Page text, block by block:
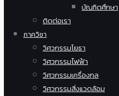
บัณฑิตศึกษา
ติดต่อเรา
ภาควิชา
วิศวกรรมโยธา
วิศวกรรมไฟฟ้า
วิศวกรรมเครื่องกล
วิศวกรรมสิ่งแวดล้อม